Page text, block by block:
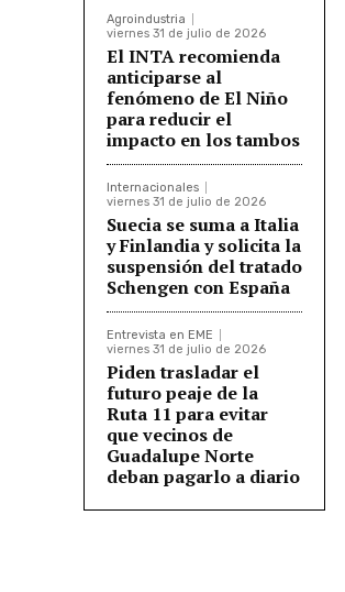
Agroindustria
viernes 31 de julio de 2026
El INTA recomienda
anticiparse al
fenómeno de El Niño
para reducir el
impacto en los tambos
Internacionales
viernes 31 de julio de 2026
Suecia se suma a Italia
y Finlandia y solicita la
suspensión del tratado
Schengen con España
Entrevista en EME
viernes 31 de julio de 2026
Piden trasladar el
futuro peaje de la
Ruta 11 para evitar
que vecinos de
Guadalupe Norte
deban pagarlo a diario